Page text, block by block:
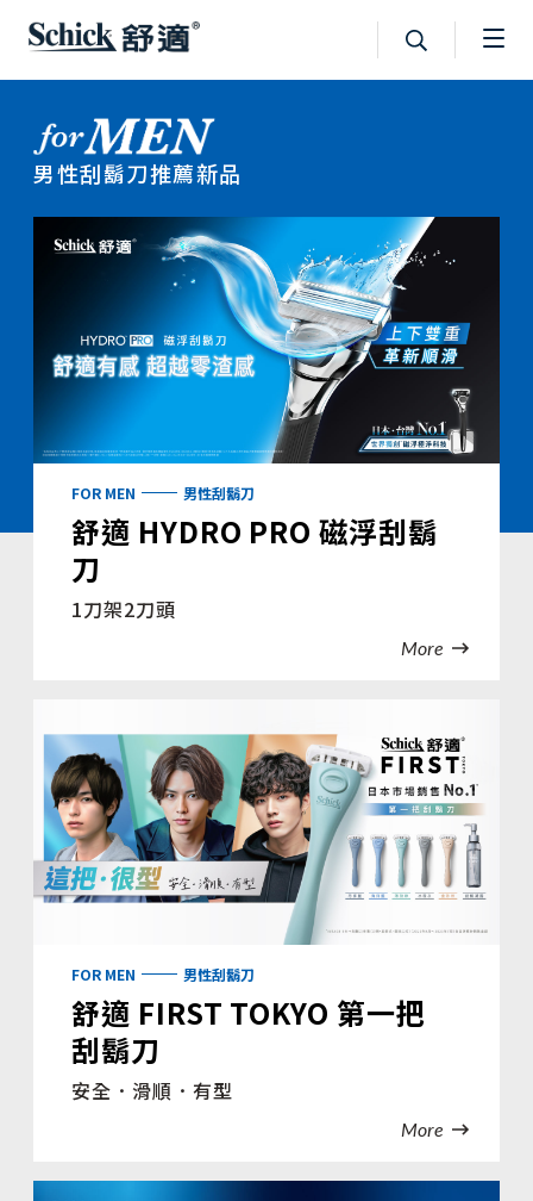
男性刮鬍刀推薦新品
FOR MEN 男性刮鬍刀
舒適 HYDRO PRO 磁浮刮鬍
刀
1刀架2刀頭
More
FOR MEN 男性刮鬍刀
舒適 FIRST TOKYO 第一把
刮鬍刀
安全．滑順．有型
More